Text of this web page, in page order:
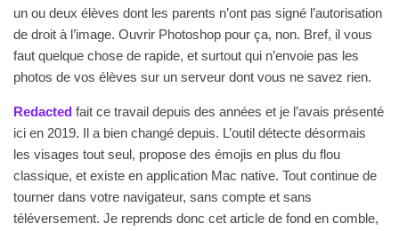
un ou deux élèves dont les parents n’ont pas signé l’autorisation
de droit à l’image. Ouvrir Photoshop pour ça, non. Bref, il vous
faut quelque chose de rapide, et surtout qui n’envoie pas les
photos de vos élèves sur un serveur dont vous ne savez rien.
Redacted fait ce travail depuis des années et je l’avais présenté
ici en 2019. Il a bien changé depuis. L’outil détecte désormais
les visages tout seul, propose des émojis en plus du flou
classique, et existe en application Mac native. Tout continue de
tourner dans votre navigateur, sans compte et sans
téléversement. Je reprends donc cet article de fond en comble,